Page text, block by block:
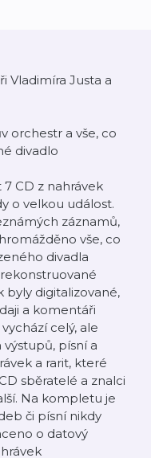
Vladimíra Justa a
orchestr a vše, co
divadlo
CD z nahrávek
o velkou událost.
záznamů,
vše, co
divadla
byly digitalizované,
a komentáři
celý, ale
písní a
a rarit, které
sběratelé a znalci
Na kompletu je
či písní nikdy
o datový